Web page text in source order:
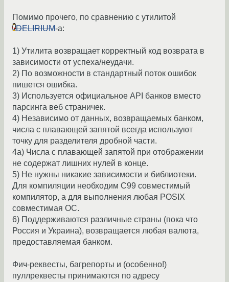
Помимо прочего, по сравнению с утилитой
DELIRIUM-а:
1) Утилита возвращает корректный код возврата в
зависимости от успеха/неудачи.
2) По возможности в стандартный поток ошибок
пишется ошибка.
3) Используется официальное API банков вместо
парсинга веб страничек.
4) Независимо от данных, возвращаемых банком,
числа с плавающей запятой всегда используют
точку для разделителя дробной части.
4а) Числа с плавающей запятой при отображении
не содержат лишних нулей в конце.
5) Не нужны никакие зависимости и библиотеки.
Для компиляции необходим C99 совместимый
компилятор, а для выполнения любая POSIX
совместимая ОС.
6) Поддерживаются различные страны (пока что
Россия и Украина), возвращается любая валюта,
предоставляемая банком.
Фич-реквесты, багрепорты и (особенно!)
пуллреквесты принимаются по адресу